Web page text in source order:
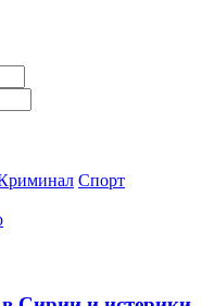
Спорт